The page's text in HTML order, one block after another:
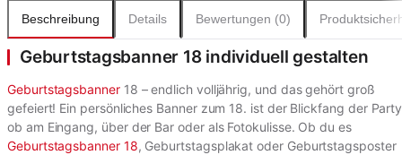
Beschreibung Details Bewertungen (0)
Geburtstagsbanner 18 individuell gestalten
Geburtstagsbanner18 – endlich volljährig, und das gehört groß
gefeiert! Ein persönliches Banner zum 18. ist der Blickfang der
ob am Eingang, über der Bar oder als Fotokulisse. Ob du es
Geburtstagsbanner 18, Geburtstagsplakat oder Geburtstagsposter